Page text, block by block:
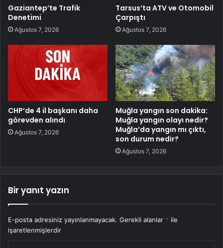
Gaziantep’te Trafik
Denetimi
Ağustos 7, 2026
Tarsus’ta ATV ve Otomobil
Çarpıştı
Ağustos 7, 2026
CHP’de 4 il başkanı daha
görevden alındı
Ağustos 7, 2026
Muğla yangın son dakika:
Muğla yangın olayı nedir?
Muğla’da yangın mı çıktı,
son durum nedir?
Ağustos 7, 2026
Bir yanıt yazın
E-posta adresiniz yayınlanmayacak. Gerekli alanlar * ile
işaretlenmişlerdir